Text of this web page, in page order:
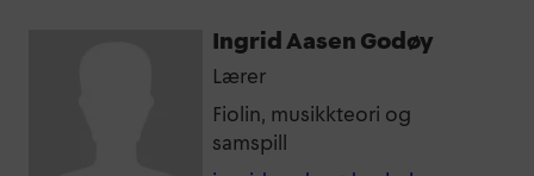
Ingrid Aasen Godøy
Lærer
Fiolin, musikkteori og
samspill